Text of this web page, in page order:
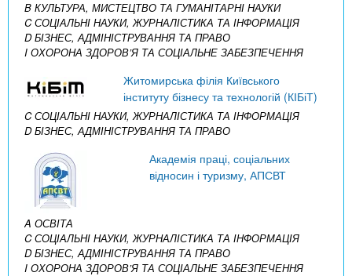
B КУЛЬТУРА, МИСТЕЦТВО ТА ГУМАНІТАРНІ НАУКИ
C СОЦІАЛЬНІ НАУКИ, ЖУРНАЛІСТИКА ТА ІНФОРМАЦІЯ
D БІЗНЕС, АДМІНІСТРУВАННЯ ТА ПРАВО
I ОХОРОНА ЗДОРОВ’Я ТА СОЦІАЛЬНЕ ЗАБЕЗПЕЧЕННЯ
Житомирська філія Київського
інституту бізнесу та технологій (КІБіТ)
C СОЦІАЛЬНІ НАУКИ, ЖУРНАЛІСТИКА ТА ІНФОРМАЦІЯ
D БІЗНЕС, АДМІНІСТРУВАННЯ ТА ПРАВО
Академія праці, соціальних
відносин і туризму, АПСВТ
A ОСВІТА
C СОЦІАЛЬНІ НАУКИ, ЖУРНАЛІСТИКА ТА ІНФОРМАЦІЯ
D БІЗНЕС, АДМІНІСТРУВАННЯ ТА ПРАВО
I ОХОРОНА ЗДОРОВ’Я ТА СОЦІАЛЬНЕ ЗАБЕЗПЕЧЕННЯ